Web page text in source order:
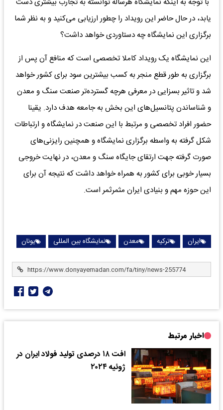
یابد، در حال حاضر این رویداد را چطور ارزیابی می‌کنید و به نظر شما
برگزاری این نمایشگاه چه دستاوردی خواهد داشت؟
این نمایشگاه یک رویداد کاملا تخصصی است که منافع آن پس از
برگزاری به طور قطع منجر به کسب بیشترین سود برای کشور خواهد
شد و تاثیر بسزایی در معرفی هرچه گسترده‌تر صنعت سنگ و معدن
و شناساندن پتانسیل‌های این بخش به جامعه هدف دارد. یقینا
حضور افراد تخصصی و مرتبط با این صنعت در نمایشگاه و ارتباطات
شکل گرفته به واسطه برگزاری نمایشگاه و همچنین رایزنی‌های
صورت گرفته جهت ارتقای جایگاه سنگ و معدن، در نهایت خروجی
بسیار خوبی برای کشور به همراه خواهد داشت که نتیجه آن برای
این حوزه مهم و بنیادی ایران مثمرثمر است.
ایران ترکیه معدن نمایشگاه بین المللی یونان
اخبار مرتبط
افت ۱۸ درصدی تولید فولاد ایران در
ژوئیه ۲۰۲۴